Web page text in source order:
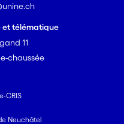
et télématique
11
chaussée
CRIS
Neuchâtel